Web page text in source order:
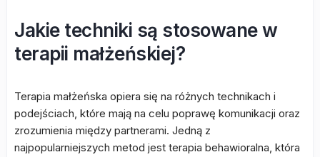
Jakie techniki są stosowane w
terapii małżeńskiej?
Terapia małżeńska opiera się na różnych technikach i
podejściach, które mają na celu poprawę komunikacji oraz
zrozumienia między partnerami. Jedną z
najpopularniejszych metod jest terapia behawioralna, która